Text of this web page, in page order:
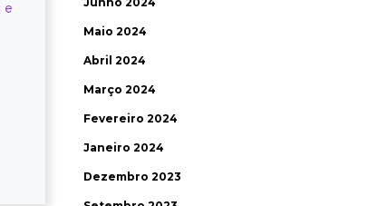
e
Maio 2024
Abril 2024
Março 2024
Fevereiro 2024
Janeiro 2024
Dezembro 2023